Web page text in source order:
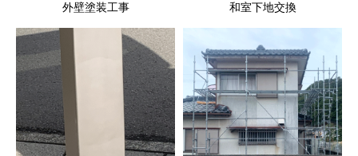
外壁塗装工事
和室下地交換